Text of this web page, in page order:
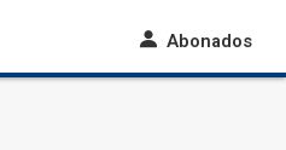
Abonados